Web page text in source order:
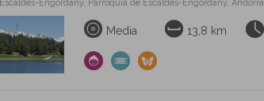
Escaldes-Engordany, Parroquia de Escaldes-Engordany, Andorra
Media 13,8 km